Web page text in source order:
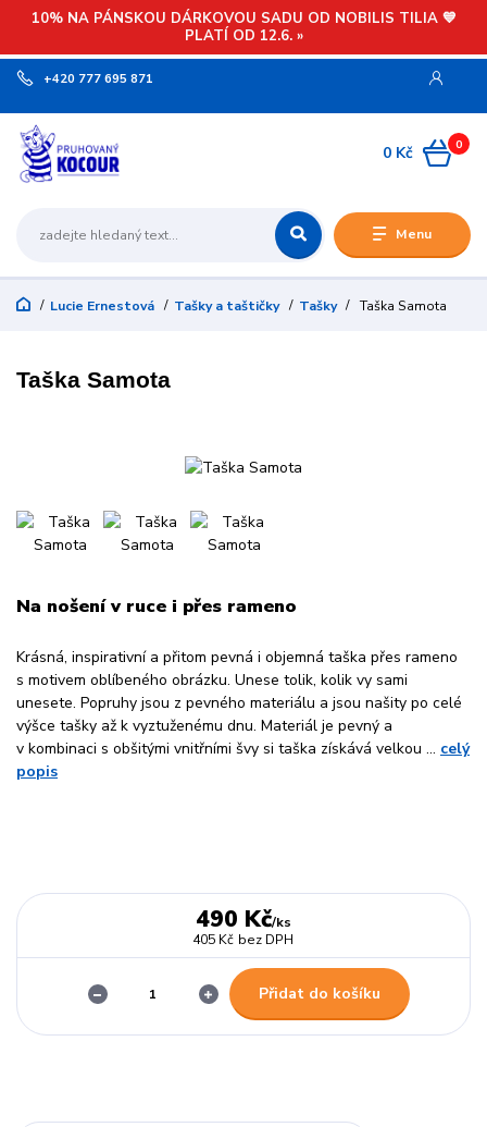
10% NA PÁNSKOU DÁRKOVOU SADU OD NOBILIS TILIA 💙
PLATÍ OD 12.6. »
Menu
+420 777 695 871
0
0 Kč
Lucie Ernestová Tašky a taštičky Tašky Taška Samota
Taška Samota
Na nošení v ruce i přes rameno
Krásná, inspirativní a přitom pevná i objemná taška přes rameno
s motivem oblíbeného obrázku. Unese tolik, kolik vy sami
unesete. Popruhy jsou z pevného materiálu a jsou našity po celé
výšce tašky až k vyztuženému dnu. Materiál je pevný a
v kombinaci s obšitými vnitřními švy si taška získává velkou ... celý
popis
490 Kč/ks
405 Kč bez DPH
Přidat do košíku